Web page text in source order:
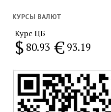
месяц
КУРСЫ ВАЛЮТ
Курс ЦБ
$ 80.93 € 93.19